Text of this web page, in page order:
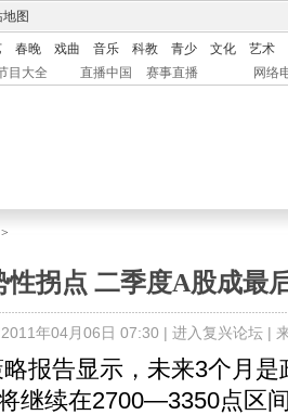
地图
春晚 戏曲 音乐 科教 青少 文化
艺术
目大全 直播中国 赛事直播 网络
>
性拐点 二季度A股成最
年04月06日 07:30 | 进入复兴论坛|
告显示，未来3个月是
继续在2700—3350点区